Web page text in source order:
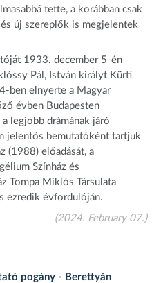
tette, a korábban csak
új szereplők is megjelentek
1933. december 5-én
Pál, István királyt Kürti
ben elnyerte a Magyar
évben Budapesten
legjobb drámának járó
jelentős bemutatóként tartjuk
(1988) előadását, a
Színház és
Tompa Miklós Társulata
ezredik évfordulóján.
(2024. February 07.)
pogány - Berettyán